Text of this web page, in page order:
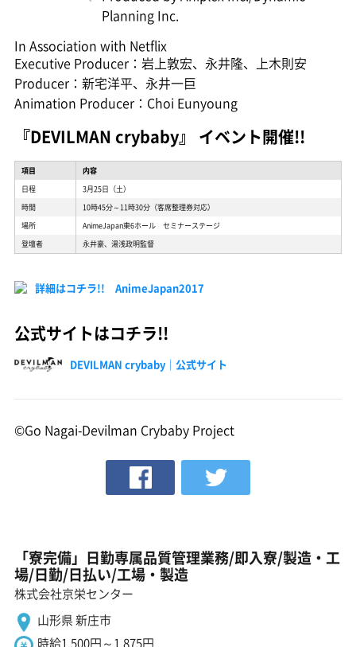
Planning Inc.
In Association with Netflix
Executive Producer：岩上敦宏、永井隆、上木則安
Producer：新宅洋平、永井一巨
Animation Producer：Choi Eunyoung
『DEVILMAN crybaby』 イベント開催!!
項目
内容
日程
3月25日（土）
時間
10時45分～11時30分（客席整理券対応）
場所
AnimeJapan東6ホール セミナーステージ
登壇者
永井豪、湯浅政明監督
詳細はコチラ!! AnimeJapan2017
公式サイトはコチラ!!
DEVILMAN crybaby｜公式サイト
©Go Nagai-Devilman Crybaby Project
「寮完備」日勤専属品質管理業務/即入寮/製造・工
場/日勤/日払い/工場・製造
株式会社京栄センター
山形県 新庄市
時給1,500円～1,875円